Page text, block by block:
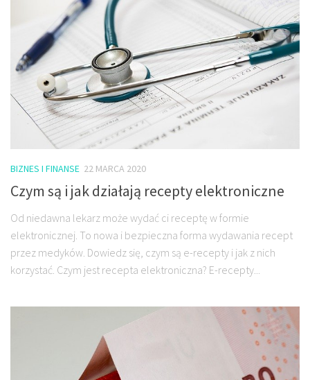
BIZNES I FINANSE 22 MARCA 2020
Czym są i jak działają recepty elektroniczne
Od niedawna lekarz może wydać ci receptę w formie
elektronicznej. To nowa i bezpieczna forma wydawania recept
przez medyków. Dowiedz się, czym są e-recepty i jak z nich
korzystać. Czym jest recepta elektroniczna? E-recepty...